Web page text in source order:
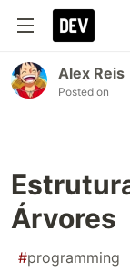
Alex Reis
Posted on
Árvores
#programming